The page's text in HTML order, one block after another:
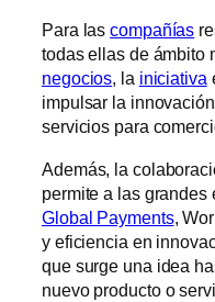
Para lascompañías
todas ellas de ámbito
negocios, la iniciativa
impulsar la
servicios para
Además, la
permite a las
Global Payments,
y eficiencia en
que surge una idea
nuevo producto o